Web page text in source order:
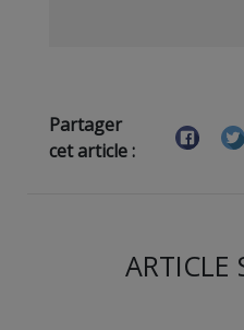
Partager
cet article :
ARTICLE